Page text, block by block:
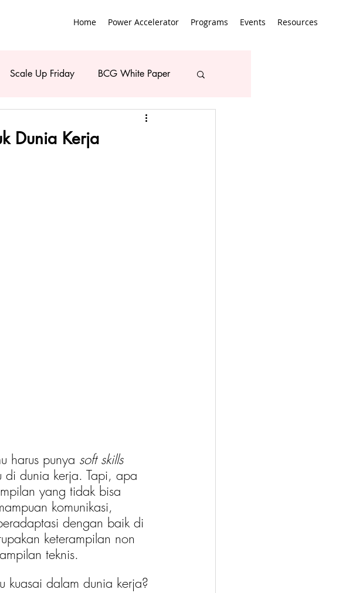
Home Power Accelerator Programs Events Resources
Scale Up Friday BCG White Paper
Dunia Kerja
harus punya soft skills
di dunia kerja. Tapi, apa
yang tidak bisa
komunikasi,
dengan baik di
keterampilan non
teknis.
kuasai dalam dunia kerja?